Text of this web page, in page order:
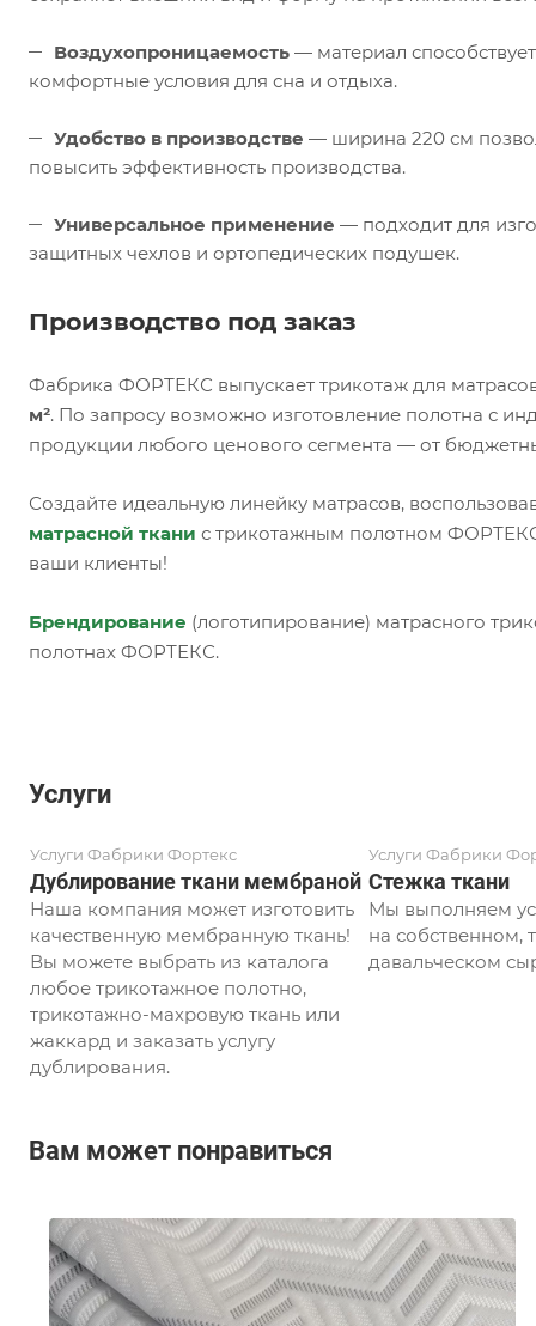
Воздухопроницаемость — материал
комфортные условия для сна и отдыха.
Удобство в производстве — ширина 220 см
повысить эффективность производства.
Универсальное применение — подходит для
защитных чехлов и ортопедических подушек.
Производство под заказ
Фабрика ФОРТЕКС выпускает трикотаж для
м². По запросу возможно изготовление полотна с
продукции любого ценового сегмента — от
Создайте идеальную линейку матрасов,
матрасной ткани с трикотажным полотном
ваши клиенты!
Брендирование (логотипирование) матрасного
полотнах ФОРТЕКС.
Услуги
Услуги Фабрики Фортекс
Дублирование ткани мембраной
Наша компания может изготовить
качественную мембранную ткань!
Вы можете выбрать из каталога
любое трикотажное полотно,
трикотажно-махровую ткань или
жаккард и заказать услугу
дублирования.
Услуги Фабрики
Стежка ткани
Мы выполняем
на собственном,
давальческом
Вам может понравиться